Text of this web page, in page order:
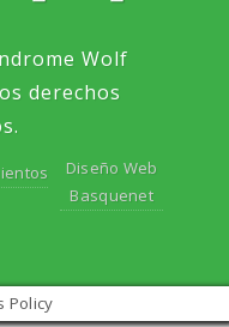
Wolf
derechos
Diseño Web
Basquenet
Policy